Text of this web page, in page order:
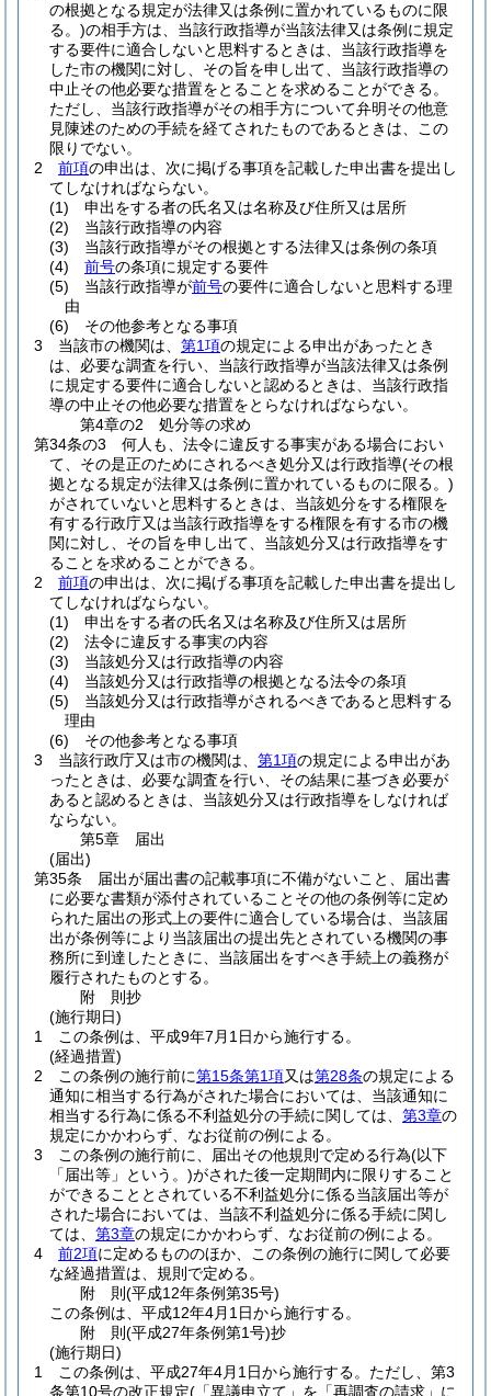
の根拠となる規定が法律又は条例に置かれているものに限
る。)の相手方は、当該行政指導が当該法律又は条例に規定
する要件に適合しないと思料するときは、当該行政指導を
した市の機関に対し、その旨を申し出て、当該行政指導の
中止その他必要な措置をとることを求めることができる。
ただし、当該行政指導がその相手方について弁明その他意
見陳述のための手続を経てされたものであるときは、この
限りでない。
2
前項の申出は、次に掲げる事項を記載した申出書を提出し
てしなければならない。
(1)
申出をする者の氏名又は名称及び住所又は居所
(2)
当該行政指導の内容
(3)
当該行政指導がその根拠とする法律又は条例の条項
(4)
前号の条項に規定する要件
(5)
当該行政指導が前号の要件に適合しないと思料する理
由
(6)
その他参考となる事項
3
当該市の機関は、 第1項の規定による申出があったとき
は、必要な調査を行い、当該行政指導が当該法律又は条例
に規定する要件に適合しないと認めるときは、当該行政指
導の中止その他必要な措置をとらなければならない。
第4章の2
処分等の求め
第34条の3
何人も、法令に違反する事実がある場合におい
て、その是正のためにされるべき処分又は行政指導(その根
拠となる規定が法律又は条例に置かれているものに限る。)
がされていないと思料するときは、当該処分をする権限を
有する行政庁又は当該行政指導をする権限を有する市の機
関に対し、その旨を申し出て、当該処分又は行政指導をす
ることを求めることができる。
2
前項の申出は、次に掲げる事項を記載した申出書を提出し
てしなければならない。
(1)
申出をする者の氏名又は名称及び住所又は居所
(2)
法令に違反する事実の内容
(3)
当該処分又は行政指導の内容
(4)
当該処分又は行政指導の根拠となる法令の条項
(5)
当該処分又は行政指導がされるべきであると思料する
理由
(6)
その他参考となる事項
3
当該行政庁又は市の機関は、 第1項の規定による申出があ
ったときは、必要な調査を行い、その結果に基づき必要が
あると認めるときは、当該処分又は行政指導をしなければ
ならない。
第5章
届出
(届出)
第35条
届出が届出書の記載事項に不備がないこと、届出書
に必要な書類が添付されていることその他の条例等に定め
られた届出の形式上の要件に適合している場合は、当該届
出が条例等により当該届出の提出先とされている機関の事
務所に到達したときに、当該届出をすべき手続上の義務が
履行されたものとする。
附 則抄
(施行期日)
1
この条例は、平成9年7月1日から施行する。
(経過措置)
2
この条例の施行前に第15条第1項又は第28条の規定による
通知に相当する行為がされた場合においては、当該通知に
相当する行為に係る不利益処分の手続に関しては、 第3章の
規定にかかわらず、なお従前の例による。
3
この条例の施行前に、届出その他規則で定める行為(以下
「届出等」という。)がされた後一定期間内に限りすること
ができることとされている不利益処分に係る当該届出等が
された場合においては、当該不利益処分に係る手続に関し
ては、 第3章の規定にかかわらず、なお従前の例による。
4
前2項に定めるもののほか、この条例の施行に関して必要
な経過措置は、規則で定める。
附 則(平成12年条例第35号)
この条例は、平成12年4月1日から施行する。
附 則(平成27年条例第1号)抄
(施行期日)
1
この条例は、平成27年4月1日から施行する。 ただし、第3
条第10号の改正規定(「異議申立て」を「再調査の請求」に